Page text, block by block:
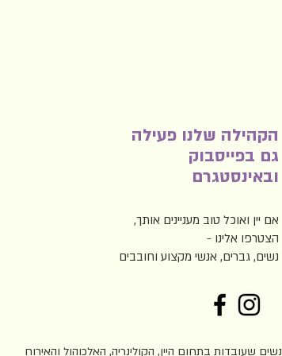
הקהילה שלנו פעילה
גם בפייסבוק
ובאינסטגרם
אם יין ואוכל טוב מעניינים אותך,
הצטרפו אלינו -
נשים, גברים, אנשי מקצוע וחובבים
נשים שעובדות בתחום היין, הקולינריה, האלכוהול והאירוח